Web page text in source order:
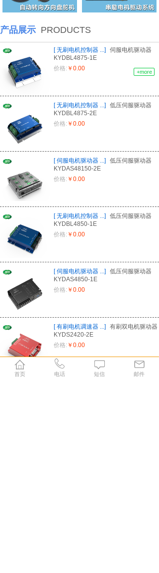
产品展示 PRODUCTS
[无刷电机控制器 ...]
伺服电机驱动器
KYDBL4875-1E
价格: ￥0.00
[无刷电机控制器 ...]
低压伺服驱动器
KYDBL4875-2E
价格: ￥0.00
[伺服电机驱动器 ...]
低压伺服驱动器
KYDAS48150-2E
价格: ￥0.00
[无刷电机控制器 ...]
低压伺服驱动器
KYDBL4850-1E
价格: ￥0.00
[伺服电机驱动器 ...]
低压伺服驱动器
KYDAS4850-1E
价格: ￥0.00
[有刷电机调速器 ...]
有刷双电机驱动器
KYDS2420-2E
价格: ￥0.00
+more
首页 电话 短信 邮件